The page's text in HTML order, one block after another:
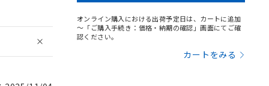
オンライン購入における出荷予定日は、カートに追加
～「ご購入手続き：価格・納期の確認」画面にてご確
認ください。
カートをみる